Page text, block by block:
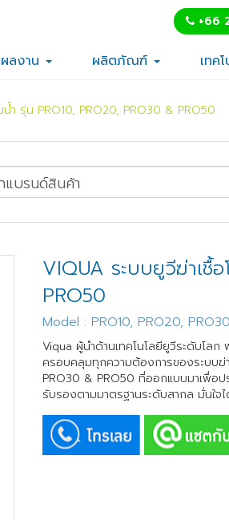
+66
ผลงาน ผลิตภัณฑ์ เทค
น้ำ รุ่น PRO10, PRO20, PRO30 & PRO50
VIQUA ระบบยูวีฆ่าเชื้
PRO50
Model : PRO10, PRO20,
Viqua ผู้นำด้านเทคโนโลยียูวีระดับโล
ครอบคลุมทุกความต้องการของระบบฆ่
PRO30 & PRO50 ที่ออกแบบมาเพื่อ
รับรองตามมาตรฐานระดับสากล มั่นใจ